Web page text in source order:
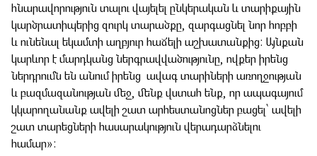
հնարավորություն տալու վայելել ընկերական և տարիքային
կարծրատիպերից զուրկ տարածքը, զարգացնել նոր հոբբի
և ունենալ եկամտի աղբյուր հաճելի աշխատանքից: Այնքան
կարևոր է մարդկանց ներգրավվածությունը, ովքեր իրենց
ներդրումն են անում իրենց ավագ տարիների առողջության
և բազմազանության մեջ, մենք վստահ ենք, որ ապագայում
կկարողանանք ավելի շատ արհեստանոցներ բացել՝ ավելի
շատ տարեցների հասարակություն վերադարձնելու
համար»: